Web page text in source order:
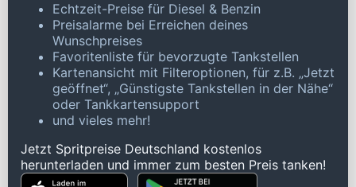
Echtzeit-Preise für Diesel & Benzin
Preisalarme bei Erreichen deines
Wunschpreises
Favoritenliste für bevorzugte Tankstellen
Kartenansicht mit Filteroptionen, für z.B. „Jetzt
geöffnet“, „Günstigste Tankstellen in der Nähe“
oder Tankkartensupport
und vieles mehr!
Jetzt Spritpreise Deutschland kostenlos
herunterladen und immer zum besten Preis tanken!